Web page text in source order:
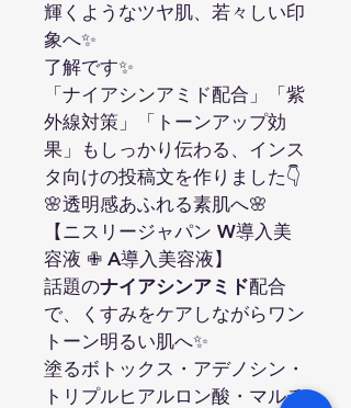
輝くようなツヤ肌、若々しい印
象へ✨
了解です✨
「ナイアシンアミド配合」「紫
外線対策」「トーンアップ効
果」もしっかり伝わる、インス
タ向けの投稿文を作りました👇
🌸透明感あふれる素肌へ🌸
【ニスリージャパン W導入美
容液 ✙ A導入美容液】
話題のナイアシンアミド配合
で、くすみをケアしながらワン
トーン明るい肌へ✨
塗るボトックス・アデノシン・
トリプルヒアルロン酸・マルチ